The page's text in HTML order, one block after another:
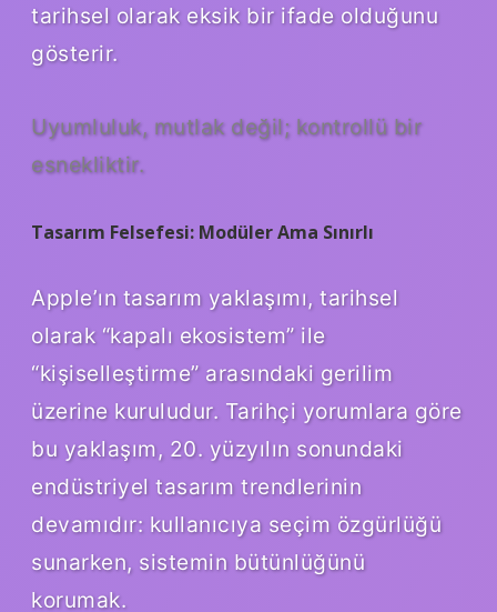
tarihsel olarak eksik bir ifade olduğunu
gösterir.
Uyumluluk, mutlak değil; kontrollü bir
esnekliktir.
Tasarım Felsefesi: Modüler Ama Sınırlı
Apple’ın tasarım yaklaşımı, tarihsel
olarak “kapalı ekosistem” ile
“kişiselleştirme” arasındaki gerilim
üzerine kuruludur. Tarihçi yorumlara göre
bu yaklaşım, 20. yüzyılın sonundaki
endüstriyel tasarım trendlerinin
devamıdır: kullanıcıya seçim özgürlüğü
sunarken, sistemin bütünlüğünü
korumak.